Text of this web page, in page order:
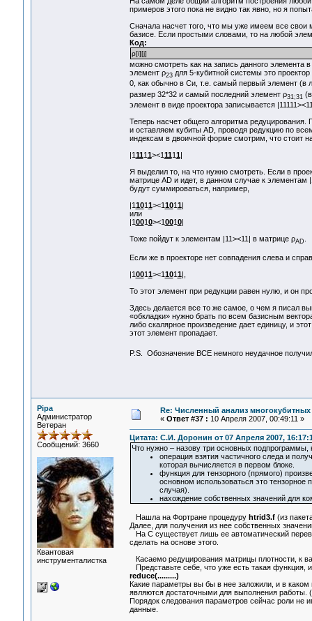
примеров этого пока не видно так явно, но я
Сначала насчет того, что мы уже имеем все свои
базисе. Если простыми словами, то на любой
Код:
ρ[i][j]
можно смотреть как на запись данного элемента
элемент ρ23для 5-кубитной системы это
0, как обычно в Си, т.е. самый первый элемент (в
размер 32*32 и самый последний элемент ρ31;31
элемент в виде проектора записывается
Теперь насчет общего алгоритма
и оставляем кубиты AD, проводя редукцию по
индексам в двоичной форме смотрим, что стоит
|11111><11111|
Я выделил то, на что нужно смотреть. Если в
матрице AD и идет, в данном случае к элементам
будут суммироваться, например,
|11011><11011|
или
|10010><10010|
Тоже пойдут к элементам |11><11| в матрице ρAD
Если же в проекторе нет совпадения слева и
|10011><11011|,
То этот элемент при редукции равен нулю, и он
Здесь делается все то же самое, о чем я писал
«обкладки» нужно брать по всем базисным
либо скалярное произведение дает единицу, и
этот элемент пропадает.
P.S. Обозначение ВСЕ немного неудачное
Pipa
Администратор
Ветеран
Сообщений: 3660
Квантовая
инструменталистка
Re: Численный анализ многокубитных
« Ответ #37 : 10 Апреля 2007, 00:49:11 »
Цитата: С.И. Доронин от 07 Апреля 2007,
Что нужно – назову три основных подпрограммы,
операция взятия частичного следа и
которая вычисляется в первом блоке.
функция для тензорного (прямого)
основном использоваться это
случая).
нахождение собственных значений для
Нашла на Фортране процедуру htrid3.f(из
Далее, для получения из нее собственных
На С существует лишь ее автоматический
сделать на основе этого.
Касаемо редуцирования матрицы плотности, к
Представьте себе, что уже есть такая функция,
reduce(.........)
Какие параметры вы бы в нее заложили, и в
являются достаточными для выполнения работы.
Порядок следования параметров сейчас роли не
данные.